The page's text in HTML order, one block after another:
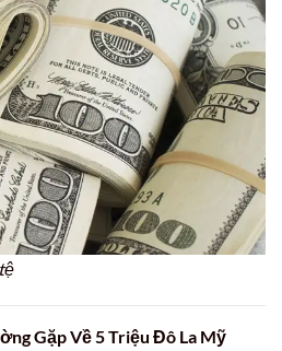
Gặp Về 5 Triệu Đô La Mỹ